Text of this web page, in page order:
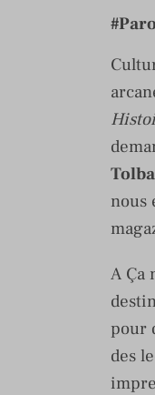
Tolba
nous
A Ça
pour
des